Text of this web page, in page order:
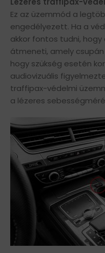
Ez az üzemmód a
engedélyezett. Ha a
akkor fontos tudni,
átmeneti, amely
hogy szükség esetén
audiovizuális
traffipax-védelmi
a lézeres